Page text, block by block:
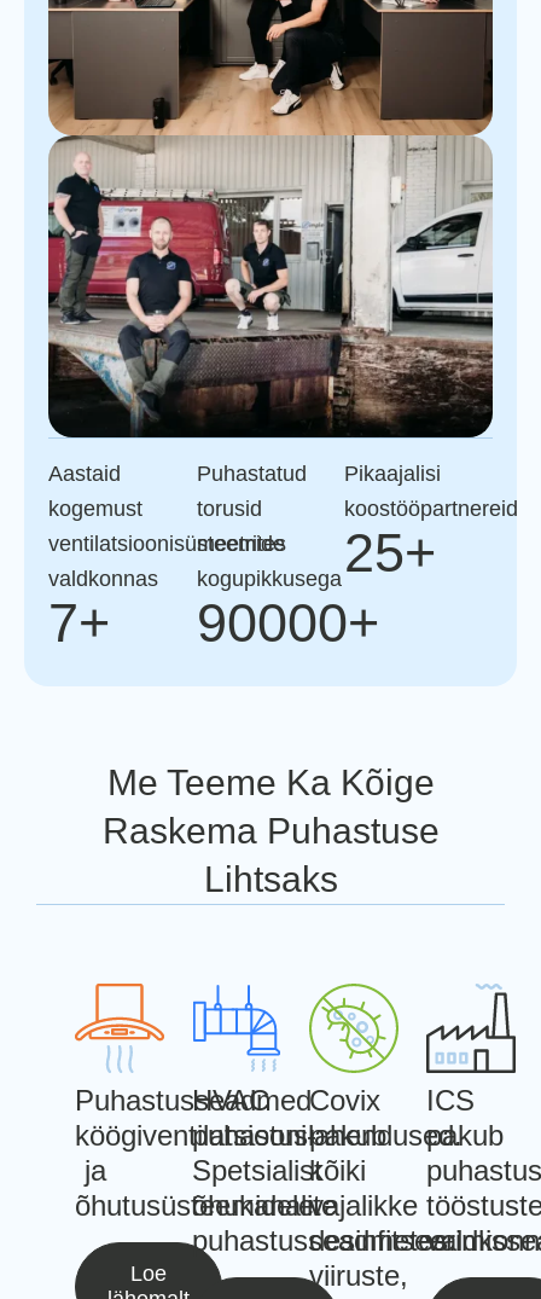
Aastaid
kogemust
ventilatsioonisüsteemide
valdkonnas
7+
Puhastatud
torusid
meetrites
kogupikkusega
90000+
Pikaajalisi
koostööpartnereid
25+
Me Teeme Ka Kõige
Raskema Puhastuse
Lihtsaks
Puhastusseadmed
köögiventilatsiooni-
ja
õhutusüsteemidele.
Loe
HVAC
puhastuslahendused.
Spetsialist
õhukanalite
puhastusseadmetes.
Covix
pakub
kõiki
vajalikke
viiruste,
ICS
pakub